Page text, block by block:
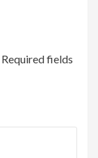
Required fields